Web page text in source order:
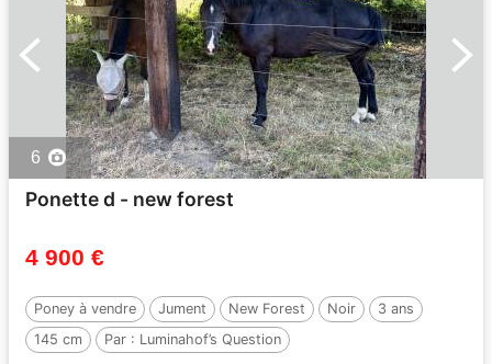
6
Ponette d - new forest
4 900 €
Poney à vendre Jument New Forest Noir
3 ans
145 cm
Par : Luminahof’s Question